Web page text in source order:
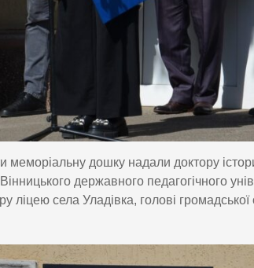
меморіальну дошку надали доктору
державного педагогічного
ліцею села Уладівка, голові